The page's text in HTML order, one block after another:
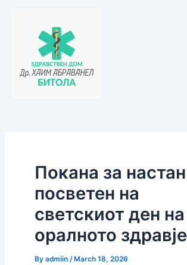
Покана за настан
посветен на
светскиот ден на
оралното здравје
By admiin /March 18, 2026